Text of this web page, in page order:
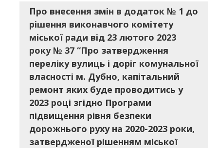
Про внесення змін в додаток № 1 до
рішення виконавчого комітету
міської ради від 23 лютого 2023
року № 37 “Про затвердження
переліку вулиць і доріг комунальної
власності м. Дубно, капітальний
ремонт яких буде проводитись у
2023 році згідно Програми
підвищення рівня безпеки
дорожнього руху на 2020-2023 роки,
затвердженої рішенням міської